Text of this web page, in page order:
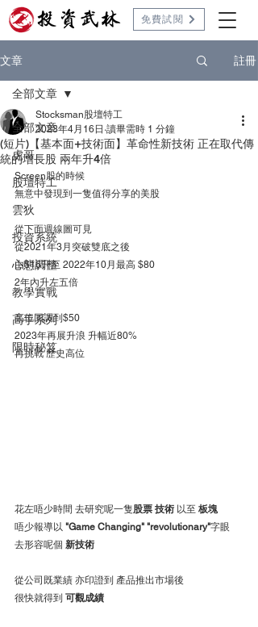
免費試閱
文章 註冊
全部文章
虎哥
股壇特工
雲狄
投資系統
心態調整
教學實戰
高手系列
限時秘笈
全部文章
(短片)【基本面+技術面】革命性新技術 正在取代傳
統的增長股 兩年升4倍
Stocksman股壇特工
2023年4月16日 讀畢需時 1 分鐘
Screen股的時候
無意中發現到一隻值得分享的美股
從下面週線圖可見
從2021年3月突破雙底之後
由$16升至 2022年10月最高 $80
2年內升左五倍
高位回調到$50
2023年再展升浪 升幅近80%
再挑戰 歷史高位
花左唔少時間 去研究呢一隻股票 技術 以至 板塊
唔少報導以 "Game Changing" "revolutionary"字眼
去形容呢個 新技術
從公司既業績 亦印證到 產品推出市場後
很快就得到 可觀成績